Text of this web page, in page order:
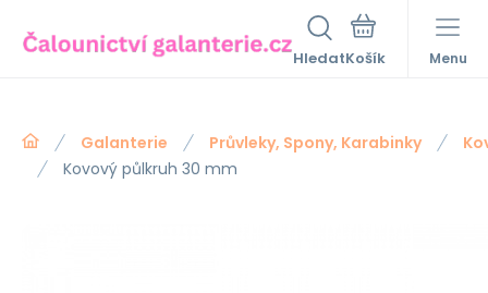
Hledat Menu
Galanterie Průvleky, Spony, Karabinky
Kovový půlkruh 30 mm